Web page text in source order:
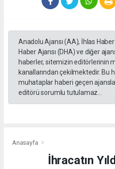
Anadolu Ajansı (AA), İhlas
Haber Ajansı (DHA) ve diğer
haberler, sitemizin editörlerinin
kanallarından çekilmektedir. Bu
muhataplar haberi geçen
editörü sorumlu tutulamaz...
Anasayfa
İhracatın